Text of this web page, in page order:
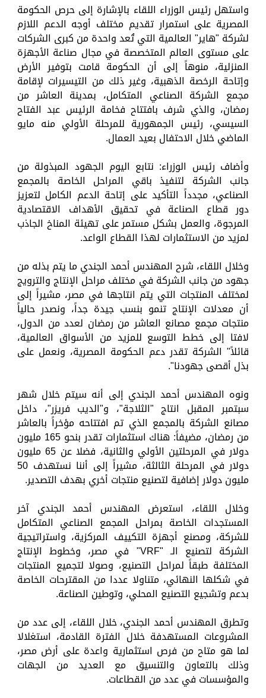
واستهل رئيس الوزراء اللقاء بالإشارة إلى حرص الحكومة
المصرية على استمرار تقديم مختلف أوجه الدعم اللازم
لشركة "هاير" العالمية التي تُعد واحدة من كبرى الشركات
على مستوى العالم المتخصصة في مجال صناعة الأجهزة
المنزلية، منوهاً إلى أن الحكومة قامت بتوفير الأرض
وإتاحة الرخصة الذهبية، وغير ذلك من التيسيرات لإقامة
مجمع الشركة الصناعي المتكامل، بمدينة العاشر من
رمضان، والذي شرف بافتتاح فخامة الرئيس عبد الفتاح
السيسي، رئيس الجمهورية للمرحلة الأولي منه مايو
الماضي خلال الاحتفال بعيد العمال.
وأضاف رئيس الوزراء: نتابع اليوم الجهود المبذولة من
جانب الشركة لتنفيذ باقي المراحل الخاصة بالمجمع
الصناعي، مجدداً التأكيد على إتاحة الدعم الكامل لتعزيز
دور قطاع الصناعة في تحقيق الأهداف الاقتصادية
المرجوة، والعمل بشكل مستمر على تهيئة المناخ الجاذب
لمزيد من الاستثمارات لهذا القطاع الواعد.
وخلال اللقاء، شرح المهندس أحمد الجندي ما يتم بذله من
جهود من جانب الشركة في مختلف مراحل الإنتاج والترويج
لمختلف المنتجات التي يتم انتاجها في مصر، مشيراً إلى
أن معدلات الإنتاج تنمو بنسب جيدة جداً، ونصدر حالياً
منتجات مجمع مصانع العاشر من رمضان لعدد من الدول،
لافتا إلى خطط التوسع للمزيد من الأسواق العالمية،
قائلاً" الشركة تقدر دعم الحكومة المصرية، ونعمل على
بذل أقصى جهودنا".
ونوه المهندس أحمد الجندي إلى أنه سيتم خلال شهر
سبتمبر المقبل انتاج "الثلاجة"، و"الديب فريزر"، داخل
مصانع الشركة بالمجمع الذي تم افتتاحه مؤخراً بالعاشر
من رمضان، مضيفاً: هناك استثمارات تقدر بنحو 165 مليون
دولار في المرحلتين الأولي والثانية، فضلا عن 65 مليون
دولار في المرحلة الثالثة، مشيراً إلى أننا نستهدف 50
مليون دولار إضافية لتصنيع منتجات أخري بهدف التصدير.
وخلال اللقاء، استعرض المهندس أحمد الجندي آخر
المستجدات الخاصة بمراحل المجمع الصناعي المتكامل
للشركة، ومصنع أجهزة التكييف المركزية، واستراتيجية
الشركة لتصنيع الـ "VRF" في مصر، وخطوط الإنتاج
المختلفة طبقاً لمراحل التصنيع، وصولا لتجميع المنتجات
في شكلها النهائي، متناولا عددا من المقترحات الخاصة
بدعم وتشجيع التصنيع المحلي، وتوطين الصناعة.
وتطرق المهندس أحمد الجندي، خلال اللقاء، إلى عدد من
المشروعات المستهدفة خلال الفترة القادمة، استغلالا
لما هو متاح من فرص استثمارية واعدة على أرض مصر،
وذلك بالتعاون والتنسيق مع العديد من الجهات
والمؤسسات في عدد من القطاعات.